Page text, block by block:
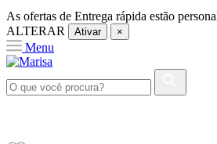
As ofertas de Entrega rápida estão
ALTERAR
Ativar ×
Menu